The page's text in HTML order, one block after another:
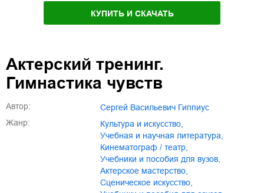
КУПИТЬ И СКАЧАТЬ
Актерский тренинг.
Гимнастика чувств
Автор:
Сергей Васильевич Гиппиус
Жанр:
культура и искусство,
учебная и научная литература,
кинематограф / театр,
учебники и пособия для вузов,
актерское мастерство,
сценическое искусство,